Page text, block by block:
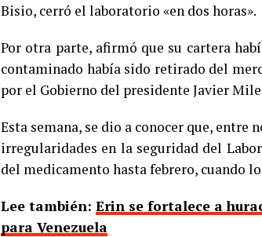
Bisio, cerró el laboratorio «en dos horas».
Por otra parte, afirmó que su cartera
contaminado había sido retirado del
por el Gobierno del presidente Javier
Esta semana, se dio a conocer que,
irregularidades en la seguridad del
del medicamento hasta febrero, cuando
Lee también: Erin se fortalece a
para Venezuela